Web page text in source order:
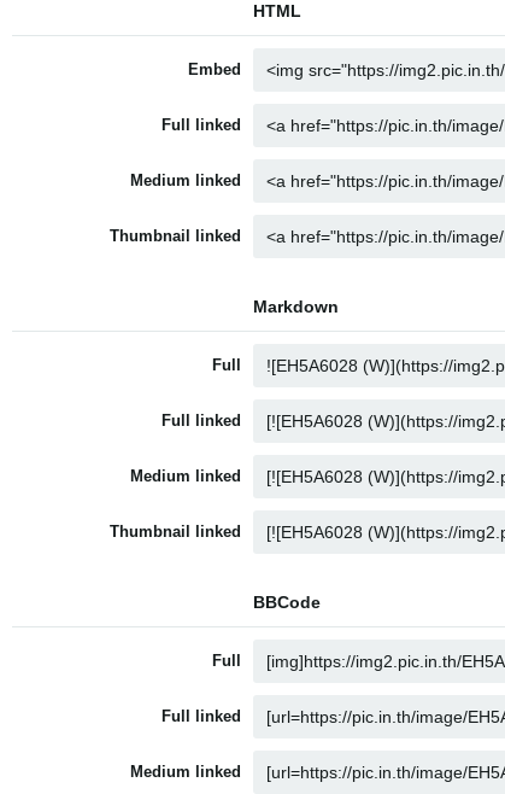
HTML
Embed
Full linked
Medium linked
Thumbnail linked
Markdown
Full
Full linked
Medium linked
Thumbnail linked
BBCode
Full
Full linked
Medium linked